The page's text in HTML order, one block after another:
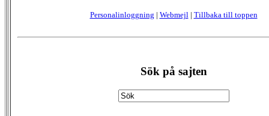
Personalinloggning | Webmejl| Tillbaka till toppen
Sök på sajten